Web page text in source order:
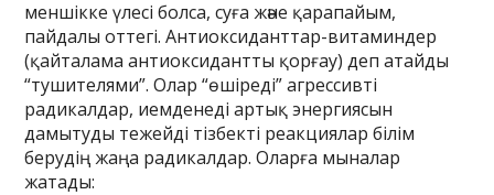
меншікке үлесі болса, суға және қарапайым,
пайдалы оттегі. Антиоксиданттар-витаминдер
(қайталама антиоксидантты қорғау) деп атайды
“тушителями”. Олар “өшіреді” агрессивті
радикалдар, иемденеді артық энергиясын
дамытуды тежейді тізбекті реакциялар білім
берудің жаңа радикалдар. Оларға мыналар
жатады: